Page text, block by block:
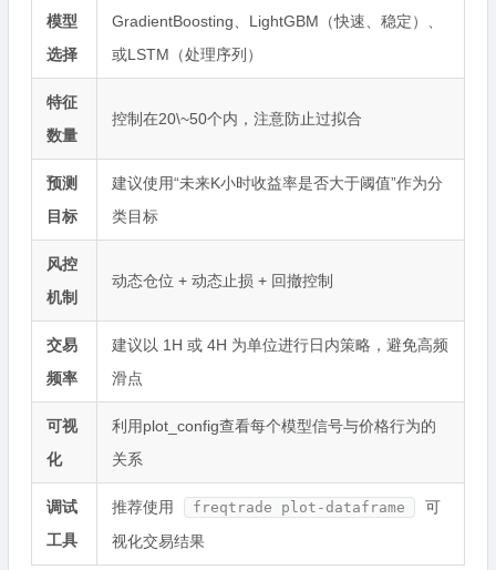
模型
选择
GradientBoosting、LightGBM（快速、稳定）、
或LSTM（处理序列）
特征
数量
控制在20\~50个内，注意防止过拟合
预测
目标
建议使用“未来K小时收益率是否大于阈值”作为分
类目标
风控
机制
动态仓位 + 动态止损 + 回撤控制
交易
频率
建议以 1H 或 4H 为单位进行日内策略，避免高频
滑点
可视
化
利用plot_config查看每个模型信号与价格行为的
关系
调试
工具
推荐使用 freqtrade plot-dataframe
可
视化交易结果